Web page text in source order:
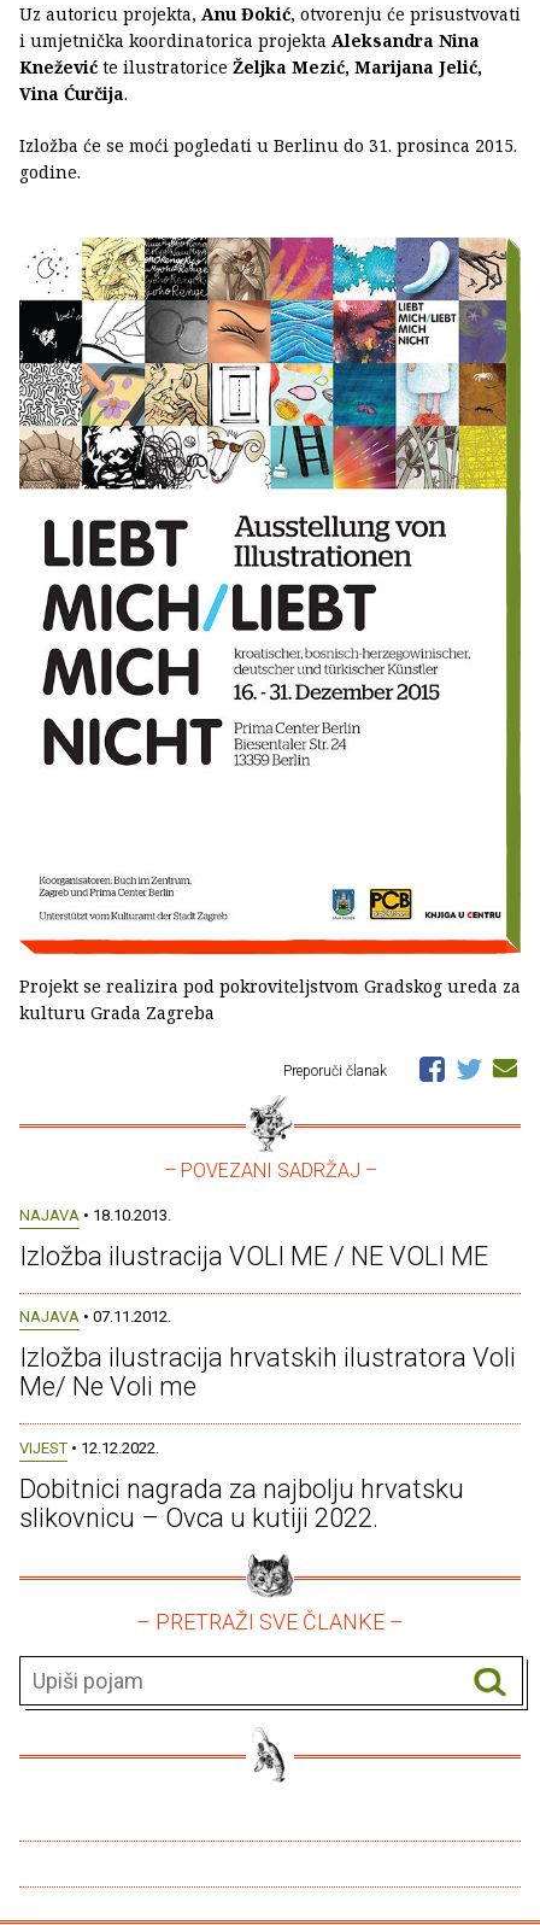
Uz autoricu projekta, Anu Đokić, otvorenju će prisustvovati
i umjetnička koordinatorica projekta Aleksandra Nina
Knežević te ilustratorice Željka Mezić, Marijana Jelić,
Vina Ćurčija.
Izložba će se moći pogledati u Berlinu do 31. prosinca 2015.
godine.
Projekt se realizira pod pokroviteljstvom Gradskog ureda za
kulturu Grada Zagreba
Preporuči članak
– POVEZANI SADRŽAJ –
NAJAVA • 18.10.2013.
Izložba ilustracija VOLI ME / NE VOLI ME
NAJAVA • 07.11.2012.
Izložba ilustracija hrvatskih ilustratora Voli
Me/ Ne Voli me
VIJEST • 12.12.2022.
Dobitnici nagrada za najbolju hrvatsku
slikovnicu – Ovca u kutiji 2022.
– PRETRAŽI SVE ČLANKE –